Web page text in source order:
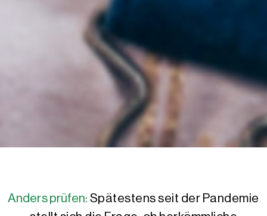
Anders prüfen: Spätestens seit der Pandemie